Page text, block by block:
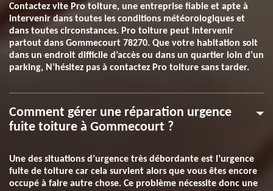
Contactez vite Pro toiture, une entreprise fiable et apte à
intervenir dans toutes les conditions météorologiques et
dans toutes circonstances. Pro toiture peut intervenir
partout dans Gommecourt 78270. Que votre habitation soit
dans un endroit difficile d’accès ou dans un quartier loin d’un
parking, N’hésitez pas à contactez Pro toiture sans tarder.
Comment gérer une réparation urgence
fuite toiture à Gommecourt ?
Une des situations d’urgence très débordante est l’urgence
fuite de toiture car cela survient alors que vous êtes encore
occupé à faire autre chose. Ce problème nécessite donc une